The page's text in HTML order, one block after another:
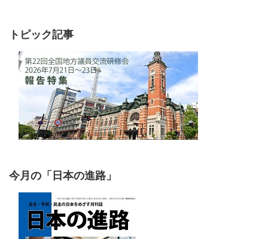
トピック記事
今月の「日本の進路」